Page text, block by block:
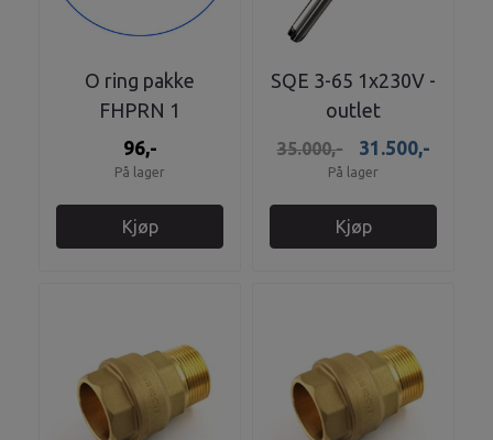
O ring pakke
FHPRN 1
96,-
På lager
Kjøp
SQE 3-65 1x230V -
outlet
35.000,- 31.500,-
På lager
Kjøp